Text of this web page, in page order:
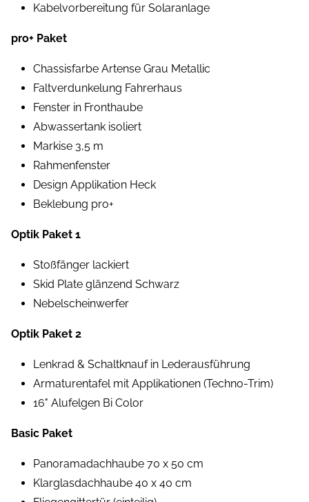
Kabelvorbereitung für Solaranlage
pro+ Paket
Chassisfarbe Artense Grau Metallic
Faltverdunkelung Fahrerhaus
Fenster in Fronthaube
Abwassertank isoliert
Markise 3,5 m
Rahmenfenster
Design Applikation Heck
Beklebung pro+
Optik Paket 1
Stoßfänger lackiert
Skid Plate glänzend Schwarz
Nebelscheinwerfer
Optik Paket 2
Lenkrad & Schaltknauf in Lederausführung
Armaturentafel mit Applikationen (Techno-Trim)
16" Alufelgen Bi Color
Basic Paket
Panoramadachhaube 70 x 50 cm
Klarglasdachhaube 40 x 40 cm